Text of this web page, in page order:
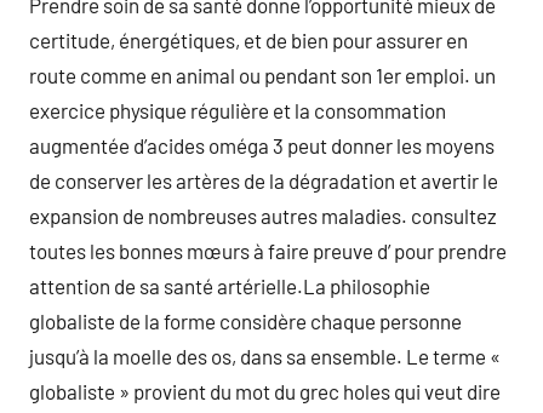
Prendre soin de sa santé donne l’opportunité mieux de
certitude, énergétiques, et de bien pour assurer en
route comme en animal ou pendant son 1er emploi. un
exercice physique régulière et la consommation
augmentée d’acides oméga 3 peut donner les moyens
de conserver les artères de la dégradation et avertir le
expansion de nombreuses autres maladies. consultez
toutes les bonnes mœurs à faire preuve d’ pour prendre
attention de sa santé artérielle.La philosophie
globaliste de la forme considère chaque personne
jusqu’à la moelle des os, dans sa ensemble. Le terme «
globaliste » provient du mot du grec holes qui veut dire